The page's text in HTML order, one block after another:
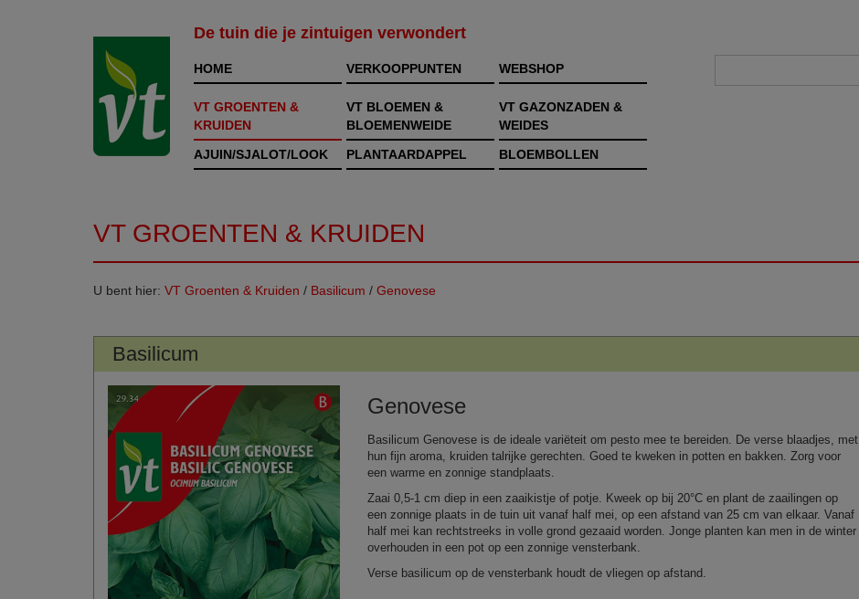
De tuin die je zintuigen verwondert
HOME VERKOOPPUNTEN WEBSHOP
VT GROENTEN &
KRUIDEN
VT BLOEMEN &
BLOEMENWEIDE
VT GAZONZADEN &
WEIDES
AJUIN/SJALOT/LOOK
PLANTAARDAPPEL BLOEMBOLLEN
VT GROENTEN & KRUIDEN
U bent hier: VT Groenten & Kruiden / Basilicum / Genovese
Basilicum
Genovese
Basilicum Genovese is de ideale variëteit om pesto mee te bereiden. De verse blaadjes, met
hun fijn aroma, kruiden talrijke gerechten. Goed te kweken in potten en bakken. Zorg voor
een warme en zonnige standplaats.
Zaai 0,5‑1 cm diep in een zaaikistje of potje. Kweek op bij 20°C en plant de zaailingen op
een zonnige plaats in de tuin uit vanaf half mei, op een afstand van 25 cm van elkaar. Vanaf
half mei kan rechtstreeks in volle grond gezaaid worden. Jonge planten kan men in de winter
overhouden in een pot op een zonnige vensterbank.
Verse basilicum op de vensterbank houdt de vliegen op afstand.